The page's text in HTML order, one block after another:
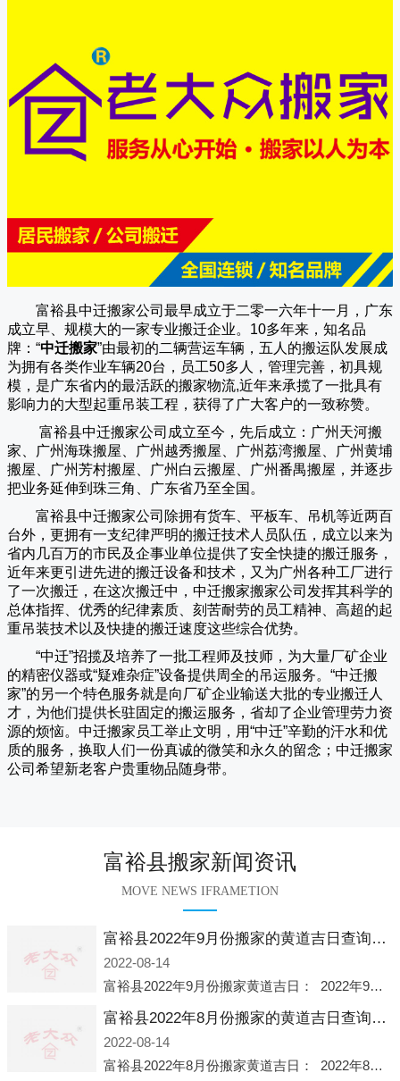
富裕县中迁搬家公司 最早成立于二零一六年十一月，广东
成立早、规模大的一家专业搬迁企业。10多年来，知名品
牌：“中迁搬家”由最初的二辆营运车辆，五人的搬运队发展成
为拥有各类作业车辆20台，员工50多人，管理完善，初具规
模，是广东省内的最活跃的搬家物流,近年来承揽了一批具有
影响力的大型起重吊装工程，获得了广大客户的一致称赞。
富裕县中迁搬家公司成立至今，先后成立：广州天河搬
家、广州海珠搬屋、广州越秀搬屋、广州荔湾搬屋、广州黄埔
搬屋、广州芳村搬屋、广州白云搬屋、广州番禺搬屋，并逐步
把业务延伸到珠三角、广东省乃至全国。
富裕县中迁搬家公司除拥有货车、平板车、吊机等近两百
台外，更拥有一支纪律严明的搬迁技术人员队伍，成立以来为
省内几百万的市民及企事业单位提供了安全快捷的搬迁服务，
近年来更引进先进的搬迁设备和技术，又为广州各种工厂进行
了一次搬迁，在这次搬迁中， 中迁搬家搬家公司发挥其科学的
总体指挥、优秀的纪律素质、刻苦耐劳的员工精神、高超的起
重吊装技术以及快捷的搬迁速度这些综合优势。
“中迁”招揽及培养了一批工程师及技师，为大量厂矿企业
的精密仪器或“疑难杂症”设备提供周全的吊运服务。“中迁搬
家”的另一个特色服务就是向厂矿企业输送大批的专业搬迁人
才，为他们提供长驻固定的搬运服务，省却了企业管理劳力资
源的烦恼。 中迁搬家员工举止文明，用“中迁”辛勤的汗水和优
质的服务，换取人们一份真诚的微笑和永久的留念； 中迁搬家
公司希望新老客户贵重物品随身带。
富裕县搬家新闻资讯
MOVE NEWS IFRAMETION
富裕县2022年9月份搬家的黄道吉日查询大全一览表哪天适合搬家好日子
2022-08-14
富裕县2022年9月份搬家黄道吉日： 2022年9月6日 「星期二」 农历八月十一2022年9月12日 「星期一」 农历八月十七2022年9月16日 「星期五」 农历八月廿一2022年9月2
富裕县2022年8月份搬家的黄道吉日查询大全一览表哪天适合搬家好日子
2022-08-14
富裕县2022年8月份搬家黄道吉日： 2022年8月2日 「星期二」 农历七月初五2022年8月6日 「星期六」 农历七月初九2022年8月8日 「星期一」 农历七月十一2022年8月10日 「